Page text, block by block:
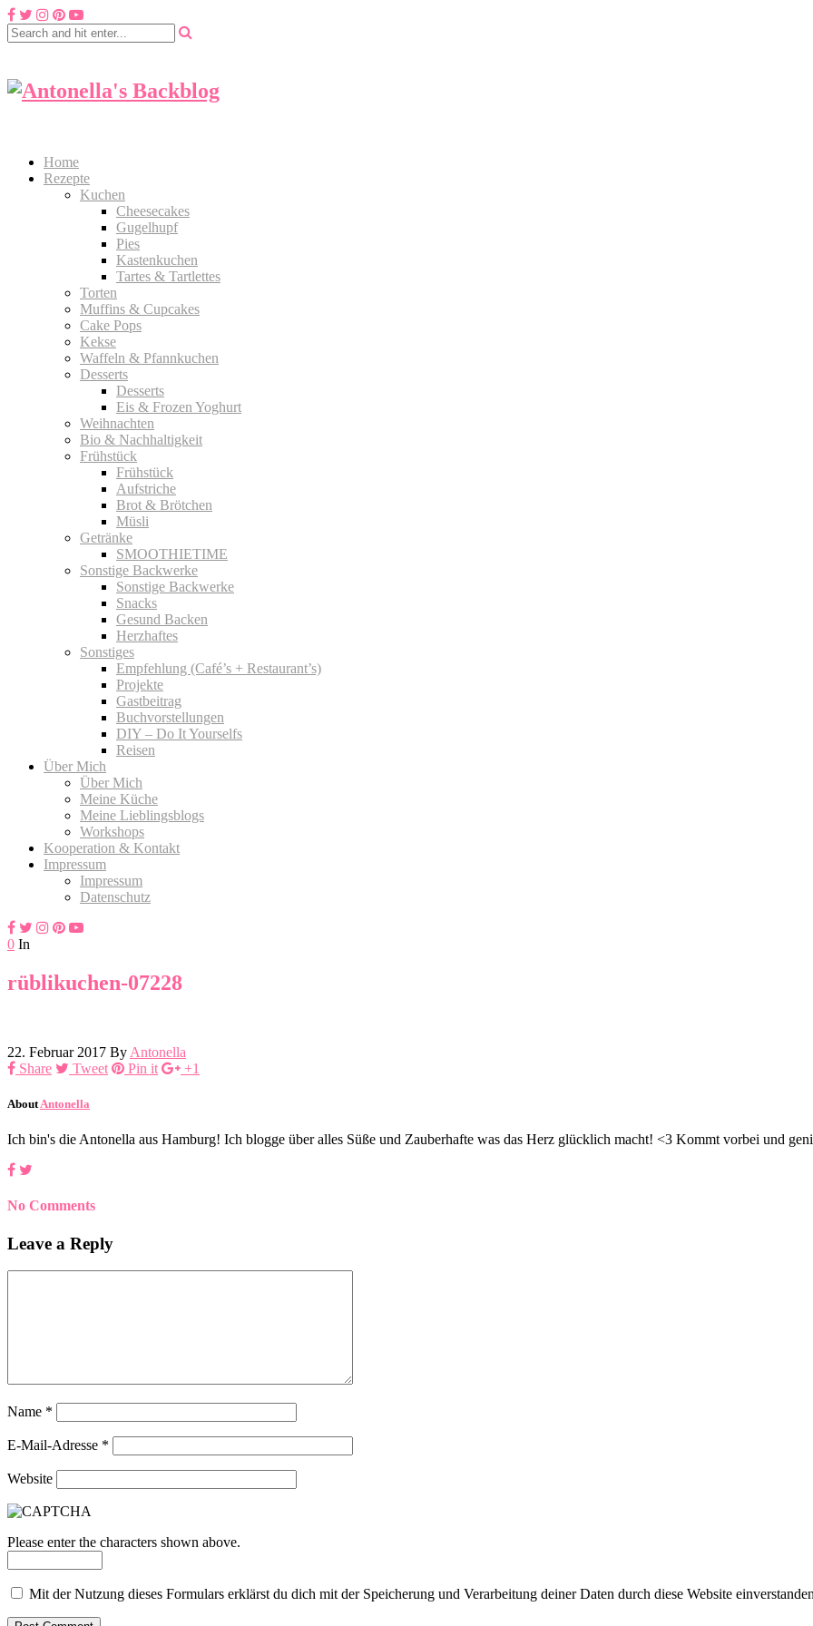
Home
Rezepte
Kuchen
Cheesecakes
Gugelhupf
Pies
Kastenkuchen
Tartes & Tartlettes
Torten
Muffins & Cupcakes
Cake Pops
Kekse
Waffeln & Pfannkuchen
Desserts
Desserts
Eis & Frozen Yoghurt
Weihnachten
Bio & Nachhaltigkeit
Frühstück
Frühstück
Aufstriche
Brot & Brötchen
Müsli
Getränke
SMOOTHIETIME
Sonstige Backwerke
Sonstige Backwerke
Snacks
Gesund Backen
Herzhaftes
Sonstiges
Empfehlung (Café’s + Restaurant’s)
Projekte
Gastbeitrag
Buchvorstellungen
DIY – Do It Yourselfs
Reisen
Über Mich
Über Mich
Meine Küche
Meine Lieblingsblogs
Workshops
Kooperation & Kontakt
Impressum
Impressum
Datenschutz
0 In
rüblikuchen-07228
22. Februar 2017 By Antonella
Share
Tweet Pin it +1
About Antonella
Ich bin's die Antonella aus Hamburg! Ich blogge über alles Süße und Zauberhafte was das Herz glücklich macht! <3 Kommt vorbei und
No Comments
Leave a Reply
Name *
E-Mail-Adresse *
Website
Please enter the characters shown above.
Mit der Nutzung dieses Formulars erklärst du dich mit der Speicherung und Verarbeitung deiner Daten durch diese Website